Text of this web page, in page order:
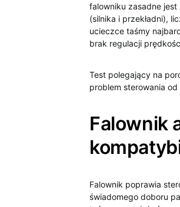
falowniku zasadne
(silnika i przekładni),
ucieczce taśmy
brak regulacji
Test polegający na
problem sterowania
Falownik
Falownik poprawia
świadomego doboru